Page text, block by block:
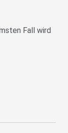
Fall wird